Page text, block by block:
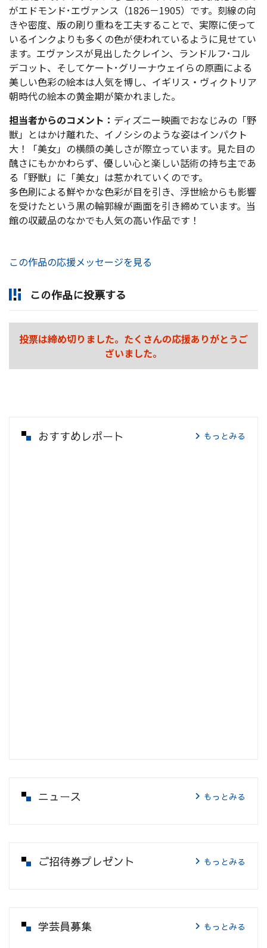
がエドモンド･エヴァンス（1826－1905）です。刻線の向
きや密度、版の刷り重ねを工夫することで、実際に使って
いるインクよりも多くの色が使われているように見せてい
ます。エヴァンスが見出したクレイン、ランドルフ･コル
デコット、そしてケート･グリーナウェイらの原画による
美しい色彩の絵本は人気を博し、イギリス・ヴィクトリア
朝時代の絵本の黄金期が築かれました。
担当者からのコメント： ディズニー映画でおなじみの「野
獣」とはかけ離れた、イノシシのような姿はインパクト
大！「美女」の横顔の美しさが際立っています。見た目の
醜さにもかかわらず、優しい心と楽しい話術の持ち主であ
る「野獣」に「美女」は惹かれていくのです。
多色刷による鮮やかな色彩が目を引き、浮世絵からも影響
を受けたという黒の輪郭線が画面を引き締めています。当
館の収蔵品のなかでも人気の高い作品です！
この作品の応援メッセージを見る
この作品に投票する
投票は締め切りました。たくさんの応援ありがとうご
ざいました。
おすすめレポート もっとみる
ニュース もっとみる
ご招待券プレゼント もっとみる
学芸員募集 もっとみる